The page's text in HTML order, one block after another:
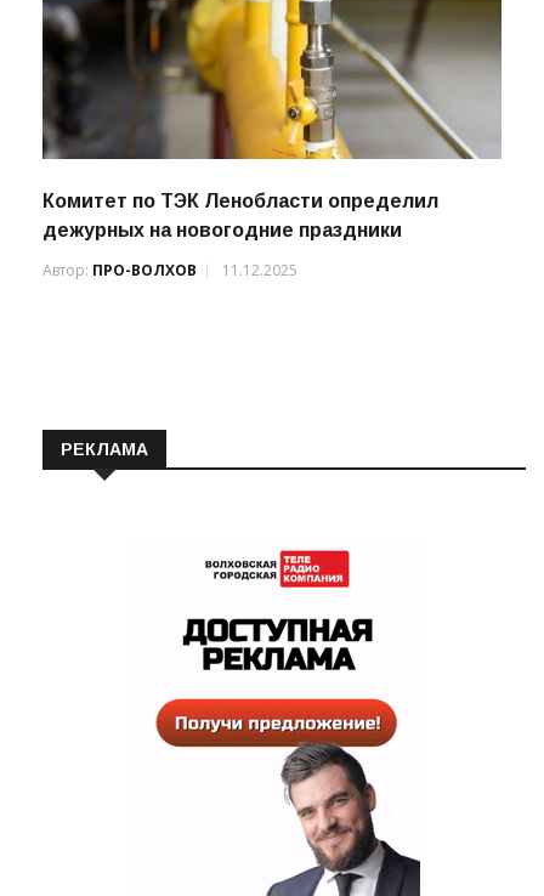
Комитет по ТЭК Ленобласти определил
дежурных на новогодние праздники
Автор: ПРО-ВОЛХОВ 11.12.2025
РЕКЛАМА